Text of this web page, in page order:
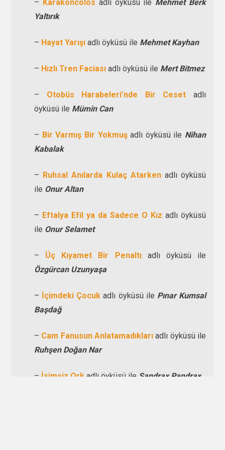
– Karakoncolos adlı öyküsü ile Mehmet Berk
Yaltırık
– Hayat Yarışı adlı öyküsü ile Mehmet Kayhan
– Hızlı Tren Faciası adlı öyküsü ile Mert Bitmez
– Otobüs Harabeleri’nde Bir Ceset adlı
öyküsü ile Mümin Can
– Bir Varmış Bir Yokmuşadlı öyküsü ile Nihan
Kabalak
– Ruhsal Anılarda Kulaç Atarkenadlı öyküsü
ile Onur Altan
– Eftalya Efil ya da Sadece O Kız adlı öyküsü
ile Onur Selamet
– Üç Kıyamet Bir Penaltıadlı öyküsü ile
Özgürcan Uzunyaşa
– İçimdeki Çocuk adlı öyküsü ile Pınar Kumsal
Başdağ
– Cam Fanusun Anlatamadıkları adlı öyküsü ile
Ruhşen Doğan Nar
– İsimsiz Ork adlı öyküsü ile Sandrax Pandrax